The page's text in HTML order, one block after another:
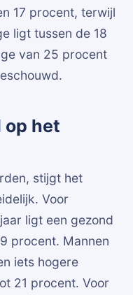
17 procent, terwijl
ligt tussen de 18
van 25 procent
op het
stijgt het
Voor
ligt een gezond
procent. Mannen
iets hogere
21 procent. Voor